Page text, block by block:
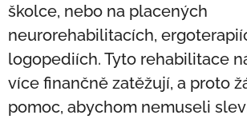
školce, nebo na placených
neurorehabilitacích,
logopediích. Tyto rehabilitace
více finančně zatěžují, a proto
pomoc, abychom nemuseli